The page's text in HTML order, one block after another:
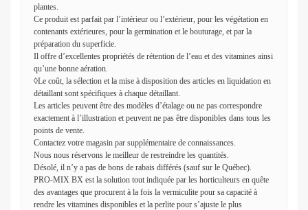
plantes.
Ce produit est parfait par l’intérieur ou l’extérieur, pour les végétation en
contenants extérieures, pour la germination et le bouturage, et par la
préparation du superficie.
Il offre d’excellentes propriétés de rétention de l’eau et des vitamines ainsi
qu’une bonne aération.
◊Le coût, la sélection et la mise à disposition des articles en liquidation en
détaillant sont spécifiques à chaque détaillant.
Les articles peuvent être des modèles d’étalage ou ne pas correspondre
exactement à l’illustration et peuvent ne pas être disponibles dans tous les
points de vente.
Contactez votre magasin par supplémentaire de connaissances.
Nous nous réservons le meilleur de restreindre les quantités.
Désolé, il n’y a pas de bons de rabais différés (sauf sur le Québec).
PRO-MIX BX est la solution tout indiquée par les horticulteurs en quête
des avantages que procurent à la fois la vermiculite pour sa capacité à
rendre les vitamines disponibles et la perlite pour s’ajuste le plus